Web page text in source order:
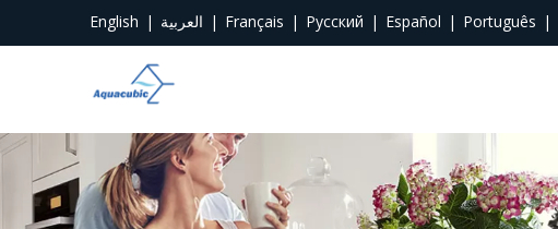
English | العربية | Français | Pусский | Español | Português |